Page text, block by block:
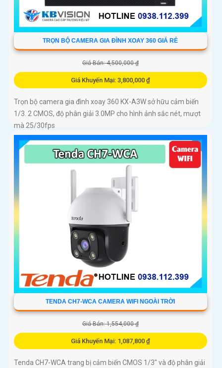
TRỌN BỘ CAMERA GIA ĐÌNH XOAY 360 GIÁ RẺ
Giá Bán: 4,500,000 ₫
Giá Khuyến Mại: 3,800,000 ₫
Trọn bộ camera gia đình xoay 360 KX-A3W sở hữu cảm biến
1/3. 2 CMOS, độ phân giải 3.0MP cho hình ảnh sắc nét, mượt
mà 25/30fps
TENDA CH7-WCA CAMERA WIFI NGOÀI TRỜI
Giá Bán: 1,554,000 ₫
Giá Khuyến Mại: 1,087,800 ₫
Tenda CH7-WCA trang bị cảm biến CMOS 1/3" và độ phân giải